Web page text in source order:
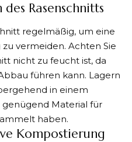
Rasenschnitts
regelmäßig, um eine
vermeiden. Achten Sie
nicht zu feucht ist, da
führen kann. Lagern
in einem
genügend Material für
haben.
Kompostierung